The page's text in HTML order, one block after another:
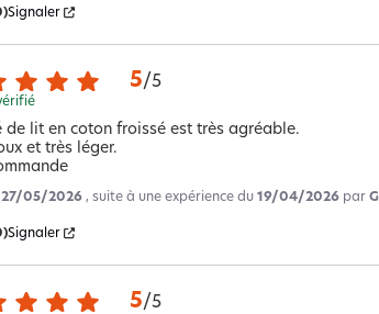
Signaler
5/5
de lit en coton froissé est très agréable.
et très léger.
27/05/2026 , suite à une expérience du19/04/2026 par
Signaler
5/5